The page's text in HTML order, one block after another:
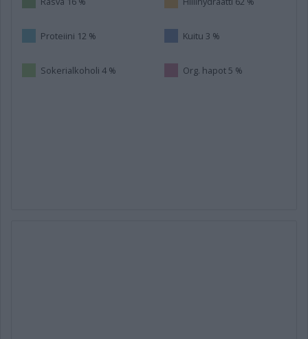
Proteiini 12 % Kuitu 3 %
Sokerialkoholi 4 % Org. hapot 5 %